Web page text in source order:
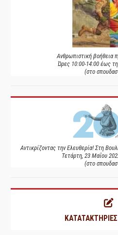
Ανθρωπιστική βοήθεια
Ώρες 10:00-14:00 έως
(στο
Αντικρίζοντας την Ελευθερία! Στη
Τετάρτη, 23 Μαΐου
(στο